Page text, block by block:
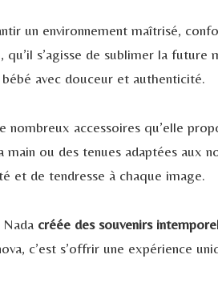
un environnement maîtrisé,
s’agisse de sublimer la future
avec douceur et authenticité.
nombreux accessoires qu’elle
ou des tenues adaptées aux
et de tendresse à chaque image.
créée des souvenirs
c’est s’offrir une expérience